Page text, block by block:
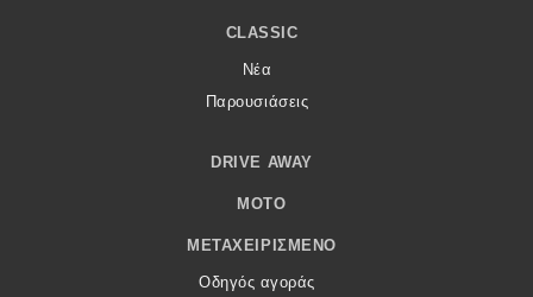
CLASSIC
Νέα
Παρουσιάσεις
DRIVE AWAY
MOTO
ΜΕΤΑΧΕΙΡΙΣΜΈΝΟ
Οδηγός αγοράς